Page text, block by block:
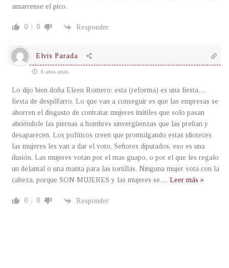
amarrense el pico.
0 0 Responder
Elvis Parada
8 años atrás
Lo dijo bien doña Eleen Romero: esta (reforma) es una fiesta…
fiesta de despilfarro. Lo que van a conseguir es que las empresas se
ahorren el disgusto de contratar mujeres inútiles que solo pasan
abriéndole las piernas a hombres sinvergüenzas que las preñan y
desaparecen. Los políticos creen que promulgando estas idioteces
las mujeres les van a dar el voto. Señores diputados, eso es una
ilusión. Las mujeres votan por el mas guapo, o por el que les regalo
un delantal o una manta para las tortillas. Ninguna mujer vota con la
cabeza, porque SON MUJERES y las mujeres se … Leer más »
0 0 Responder